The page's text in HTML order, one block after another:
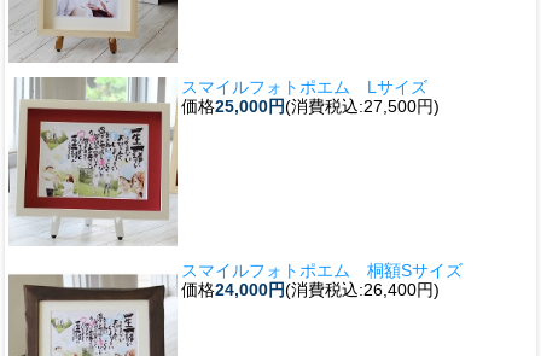
スマイルフォトポエム Lサイズ
価格25,000円(消費税込:27,500円)
スマイルフォトポエム 桐額Sサイズ
価格24,000円(消費税込:26,400円)